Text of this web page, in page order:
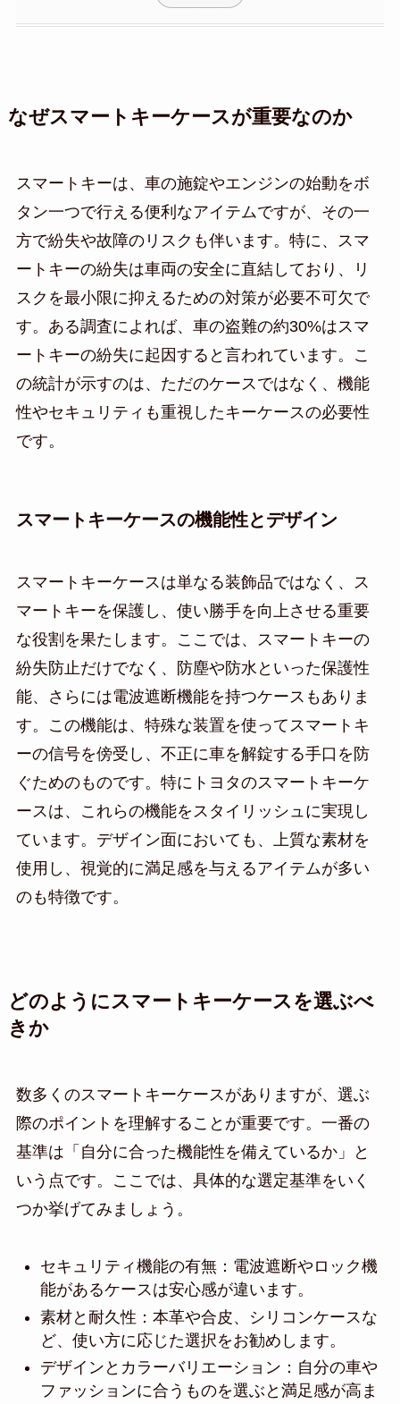
なぜスマートキーケースが重要なのか
スマートキーは、車の施錠やエンジンの始動をボ
タン一つで行える便利なアイテムですが、その一
方で紛失や故障のリスクも伴います。特に、スマ
ートキーの紛失は車両の安全に直結しており、リ
スクを最小限に抑えるための対策が必要不可欠で
す。ある調査によれば、車の盗難の約30%はスマ
ートキーの紛失に起因すると言われています。こ
の統計が示すのは、ただのケースではなく、機能
性やセキュリティも重視したキーケースの必要性
です。
スマートキーケースの機能性とデザイン
スマートキーケースは単なる装飾品ではなく、ス
マートキーを保護し、使い勝手を向上させる重要
な役割を果たします。ここでは、スマートキーの
紛失防止だけでなく、防塵や防水といった保護性
能、さらには電波遮断機能を持つケースもありま
す。この機能は、特殊な装置を使ってスマートキ
ーの信号を傍受し、不正に車を解錠する手口を防
ぐためのものです。特にトヨタのスマートキーケ
ースは、これらの機能をスタイリッシュに実現し
ています。デザイン面においても、上質な素材を
使用し、視覚的に満足感を与えるアイテムが多い
のも特徴です。
どのようにスマートキーケースを選ぶべ
きか
数多くのスマートキーケースがありますが、選ぶ
際のポイントを理解することが重要です。一番の
基準は「自分に合った機能性を備えているか」と
いう点です。ここでは、具体的な選定基準をいく
つか挙げてみましょう。
セキュリティ機能の有無：電波遮断やロック機
能があるケースは安心感が違います。
素材と耐久性：本革や合皮、シリコンケースな
ど、使い方に応じた選択をお勧めします。
デザインとカラーバリエーション：自分の車や
ファッションに合うものを選ぶと満足感が高ま